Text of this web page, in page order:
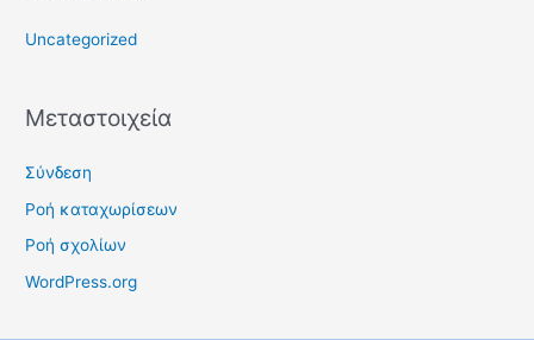
Uncategorized
Μεταστοιχεία
Σύνδεση
Ροή καταχωρίσεων
Ροή σχολίων
WordPress.org